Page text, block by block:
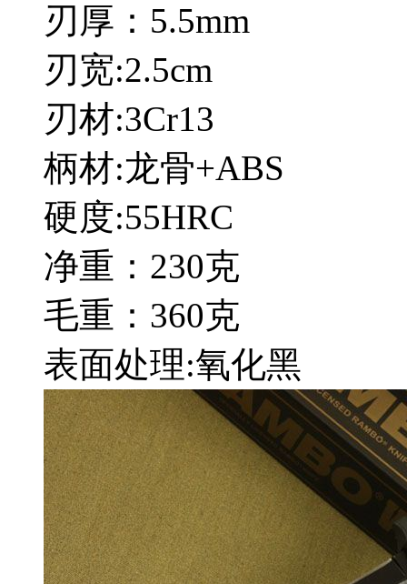
刃厚：5.5mm
刃宽:2.5cm
刃材:3Cr13
柄材:龙骨+ABS
硬度:55HRC
净重：230克
毛重：360克
表面处理:氧化黑